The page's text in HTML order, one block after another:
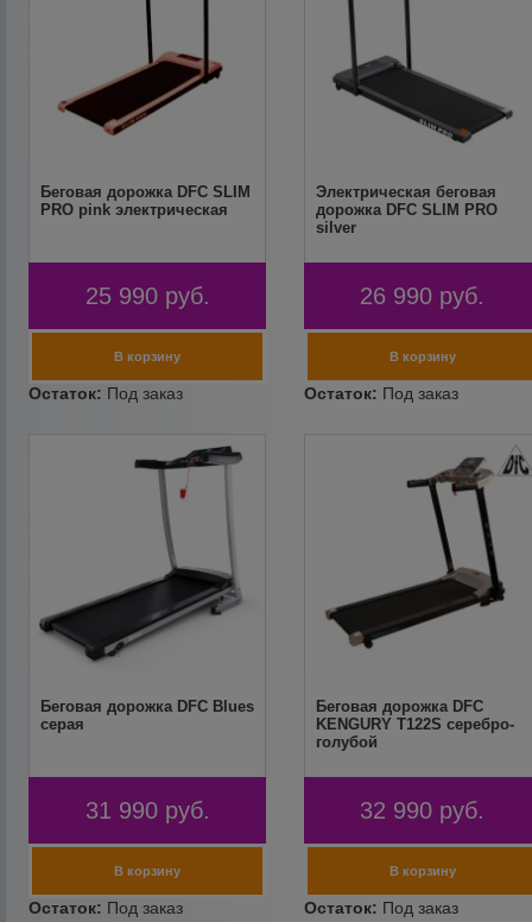
Беговая дорожка DFC SLIM
PRO pink электрическая
25 990 руб.
Электрическая беговая
дорожка DFC SLIM PRO
silver
26 990 руб.
Беговая дорожка DFC Blues
серая
31 990 руб.
Беговая дорожка DFC
KENGURY T122S серебро-
голубой
32 990 руб.